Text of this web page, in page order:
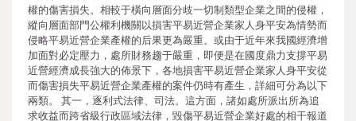
權的傷害損失。相較于橫向層面分歧一切制類型企業之間的侵權，
縱向層面部門公權利機關以損害平易近營企業家人身平安為情勢而
侵略平易近營企業產權的后果更為嚴重。或由于近年來我國經濟增
加面對必定壓力，處所財務趨于嚴重，即便是在國度鼎力支撐平易
近營經濟成長強大的佈景下，各地損害平易近營企業家人身平安從
而傷害損失平易近營企業產權的案件仍時有產生，詳細可分為以下
兩類。 其一，逐利式法律、司法。這方面，諸如處所派出所為追
求收益而跨省級行政區域法律，毀傷平易近營企業好處的相干報道